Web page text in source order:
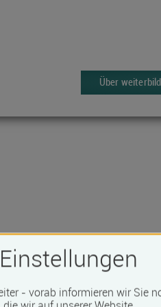
Über
1015 Kurse
- vorab informieren wir Sie